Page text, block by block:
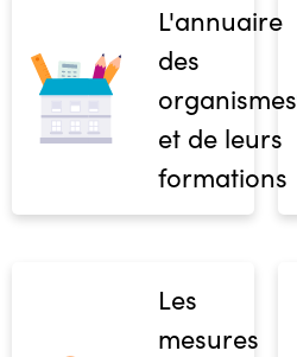
L'annuaire
des
organismes
et de leurs
formations
Les
mesures